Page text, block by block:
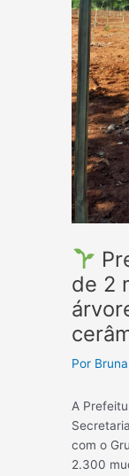
de 2
Por
A
com o
2.300